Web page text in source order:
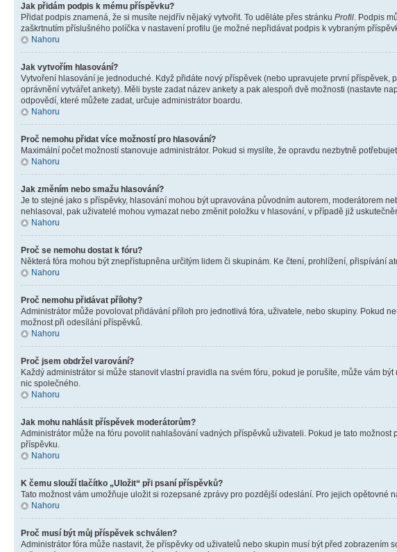
Jak přidám podpis k mému příspěvku?
Přidat podpis znamená, že si musíte nejdřív nějaký vytvořit. To uděláte přes stránku Profil . Podpis
zaškrtnutím příslušného políčka v nastavení profilu (je možné nepřidávat podpis k vybraným
Nahoru
Jak vytvořím hlasování?
Vytvoření hlasování je jednoduché. Když přidáte nový příspěvek (nebo upravujete první příspěvek,
oprávnění vytvářet ankety). Měli byste zadat název ankety a pak alespoň dvě možnosti (nastavte
odpovědí, které můžete zadat, určuje administrátor boardu.
Nahoru
Proč nemohu přidat více možností pro hlasování?
Maximální počet možností stanovuje administrátor. Pokud si myslíte, že opravdu nezbytně
Nahoru
Jak změním nebo smažu hlasování?
Je to stejné jako s příspěvky, hlasování mohou být upravována původním autorem, moderátorem
nehlasoval, pak uživatelé mohou vymazat nebo změnit položku v hlasování, v případě již
Nahoru
Proč se nemohu dostat k fóru?
Některá fóra mohou být znepřístupněna určitým lidem či skupinám. Ke čtení, prohlížení, přispívání
Nahoru
Proč nemohu přidávat přílohy?
Administrátor může povolovat přidávání příloh pro jednotlivá fóra, uživatele, nebo skupiny. Pokud
možnost při odesílání příspěvků.
Nahoru
Proč jsem obdržel varování?
Každý administrátor si může stanovit vlastní pravidla na svém fóru, pokud je porušíte, může vám
nic společného.
Nahoru
Jak mohu nahlásit příspěvek moderátorům?
Administrátor může na fóru povolit nahlašování vadných příspěvků uživateli. Pokud je tato
příspěvku.
Nahoru
K čemu slouží tlačítko „Uložit“ při psaní příspěvků?
Tato možnost vám umožňuje uložit si rozepsané zprávy pro pozdější odeslání. Pro jejich opětovné
Nahoru
Proč musí být můj příspěvek schválen?
Administrátor fóra může nastavit, že příspěvky od uživatelů nebo skupin musí být před